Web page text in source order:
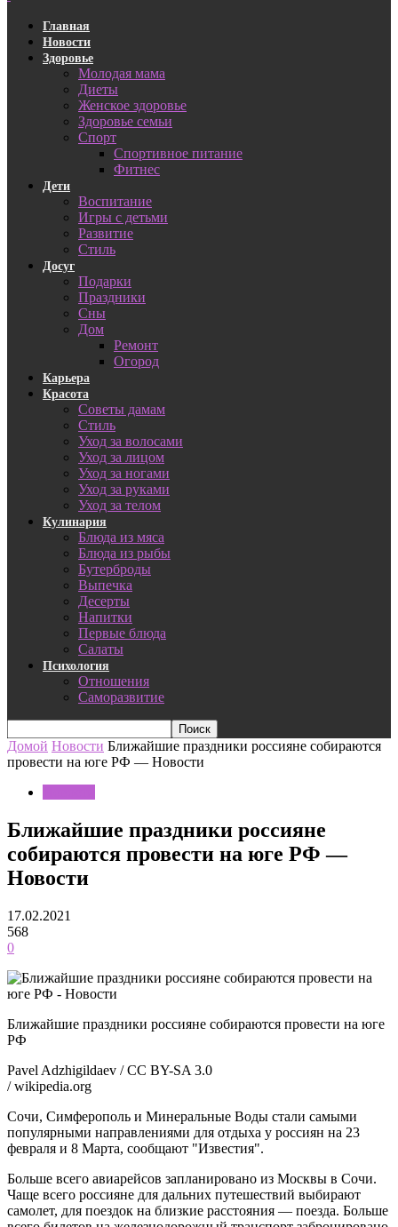
Главная
Новости
Здоровье
Молодая мама
Диеты
Женское здоровье
Здоровье семьи
Спорт
Спортивное питание
Фитнес
Дети
Воспитание
Игры с детьми
Развитие
Стиль
Досуг
Подарки
Праздники
Сны
Дом
Ремонт
Огород
Карьера
Красота
Советы дамам
Стиль
Уход за волосами
Уход за лицом
Уход за ногами
Уход за руками
Уход за телом
Кулинария
Блюда из мяса
Блюда из рыбы
Бутерброды
Выпечка
Десерты
Напитки
Первые блюда
Салаты
Психология
Отношения
Саморазвитие
Домой Новости Ближайшие праздники россияне собираются
провести на юге РФ — Новости
Ближайшие праздники россияне
собираются провести на юге РФ —
Новости
17.02.2021
568
0
Ближайшие праздники россияне собираются провести на юге
РФ
Pavel Adzhigildaev / CC BY-SA 3.0
/ wikipedia.org
Сочи, Симферополь и Минеральные Воды стали самыми
популярными направлениями для отдыха у россиян на 23
февраля и 8 Марта, сообщают "Известия".
Больше всего авиарейсов запланировано из Москвы в Сочи.
Чаще всего россияне для дальних путешествий выбирают
самолет, для поездок на близкие расстояния — поезда. Больше